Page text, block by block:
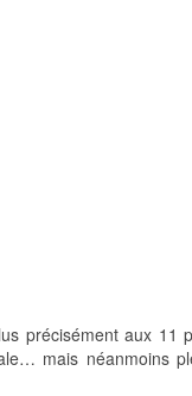
précisément aux 11
mais néanmoins